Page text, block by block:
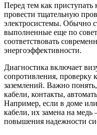
Перед тем как
провести тщательную
электросистемы. Обычно
выполненные еще по
соответствовать
энергоэффективности.
Диагностика включает
сопротивления, проверку
заземлений. Важно
кабели, контакты,
Например, если в доме
кабели, их замена на
повышения надежности